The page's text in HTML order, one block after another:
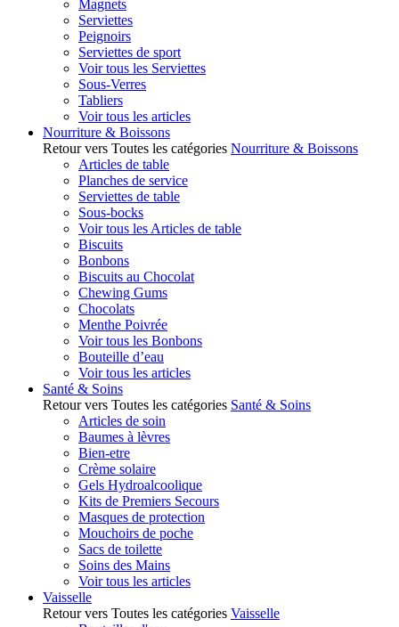
Magnets
Serviettes
Peignoirs
Serviettes de sport
Voir tous les Serviettes
Sous-Verres
Tabliers
Voir tous les articles
Nourriture & Boissons
Retour vers Toutes les catégories Nourriture & Boissons
Articles de table
Planches de service
Serviettes de table
Sous-bocks
Voir tous les Articles de table
Biscuits
Bonbons
Biscuits au Chocolat
Chewing Gums
Chocolats
Menthe Poivrée
Voir tous les Bonbons
Bouteille d’eau
Voir tous les articles
Santé & Soins
Retour vers Toutes les catégories Santé & Soins
Articles de soin
Baumes à lèvres
Bien-etre
Crème solaire
Gels Hydroalcoolique
Kits de Premiers Secours
Masques de protection
Mouchoirs de poche
Sacs de toilette
Soins des Mains
Voir tous les articles
Vaisselle
Retour vers Toutes les catégories Vaisselle